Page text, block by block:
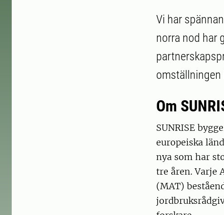
Vi har
norra nod har
omställningen
Om
SUNRISE
europeiska
nya som har
tre åren. Varje
(MAT)